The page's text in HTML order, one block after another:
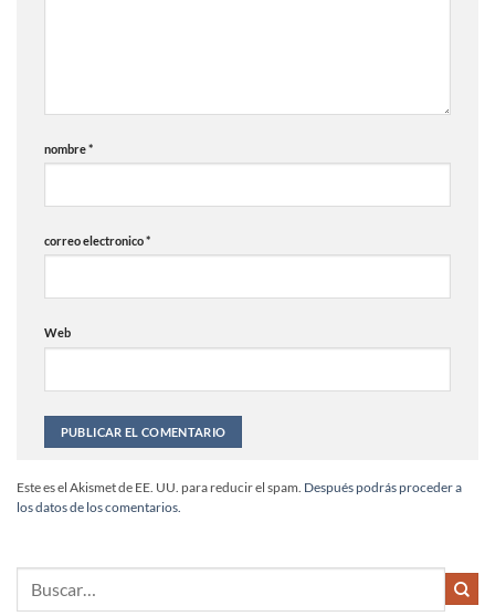
nombre*
correo electronico*
Web
Este es el Akismet de EE. UU. para reducir el spam. Después podrás proceder a
los datos de los comentarios.